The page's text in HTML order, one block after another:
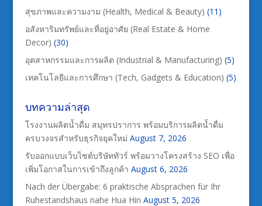
สุขภาพและความงาม (Health, Medical & Beauty) (11)
อสังหาริมทรัพย์และที่อยู่อาศัย (Real Estate & Home
Decor) (30)
อุตสาหกรรมและการผลิต (Industrial & Manufacturing) (5)
เทคโนโลยีและการศึกษา (Tech, Gadgets & Education) (5)
บทความล่าสุด
โรงงานผลิตน้ำดื่ม สมุทรปราการ พร้อมบริการผลิตน้ำดื่ม
ครบวงจรสำหรับธุรกิจยุคใหม่ August 7, 2026
รับออกแบบเว็บไซต์บริษัททัวร์ พร้อมวางโครงสร้าง SEO เพื่อ
เพิ่มโอกาสในการเข้าถึงลูกค้า August 6, 2026
Nach der Übergabe: 6 praktische Absprachen für Ihr
Ruhestandshaus nahe Hua Hin August 5, 2026